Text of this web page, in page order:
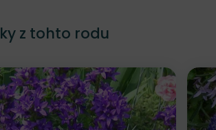
z tohto rodu